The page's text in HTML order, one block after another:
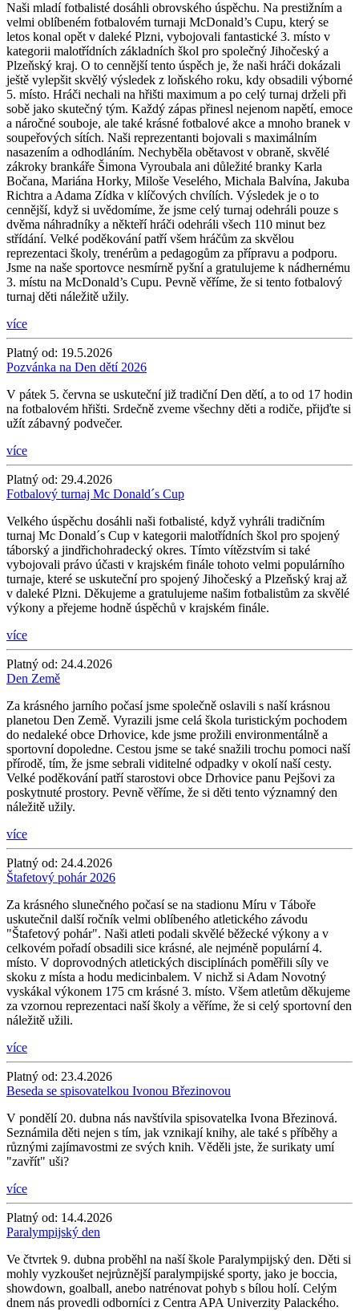
Naši mladí fotbalisté dosáhli obrovského úspěchu. Na prestižním a
velmi oblíbeném fotbalovém turnaji McDonald’s Cupu, který se
letos konal opět v daleké Plzni, vybojovali fantastické 3. místo v
kategorii malotřídních základních škol pro společný Jihočeský a
Plzeňský kraj. O to cennější tento úspěch je, že naši hráči dokázali
ještě vylepšit skvělý výsledek z loňského roku, kdy obsadili výborné
5. místo. Hráči nechali na hřišti maximum a po celý turnaj drželi při
sobě jako skutečný tým. Každý zápas přinesl nejenom napětí, emoce
a náročné souboje, ale také krásné fotbalové akce a mnoho branek v
soupeřových sítích. Naši reprezentanti bojovali s maximálním
nasazením a odhodláním. Nechyběla obětavost v obraně, skvělé
zákroky brankáře Šimona Vyroubala ani důležité branky Karla
Bočana, Mariána Horky, Miloše Veselého, Michala Balvína, Jakuba
Richtra a Adama Zídka v klíčových chvílích. Výsledek je o to
cennější, když si uvědomíme, že jsme celý turnaj odehráli pouze s
dvěma náhradníky a někteří hráči odehráli všech 110 minut bez
střídání. Velké poděkování patří všem hráčům za skvělou
reprezentaci školy, trenérům a pedagogům za přípravu a podporu.
Jsme na naše sportovce nesmírně pyšní a gratulujeme k nádhernému
3. místu na McDonald’s Cupu. Pevně věříme, že si tento fotbalový
turnaj děti náležitě užily.
více
Platný od: 19.5.2026
Pozvánka na Den dětí 2026
V pátek 5. června se uskuteční již tradiční Den dětí, a to od 17 hodin
na fotbalovém hřišti. Srdečně zveme všechny děti a rodiče, přijďte si
užít zábavný podvečer.
více
Platný od: 29.4.2026
Fotbalový turnaj Mc Donald´s Cup
Velkého úspěchu dosáhli naši fotbalisté, když vyhráli tradičním
turnaj Mc Donald´s Cup v kategorii malotřídních škol pro spojený
táborský a jindřichohradecký okres. Tímto vítězstvím si také
vybojovali právo účasti v krajském finále tohoto velmi populárního
turnaje, které se uskuteční pro spojený Jihočeský a Plzeňský kraj až
v daleké Plzni. Děkujeme a gratulujeme našim fotbalistům za skvělé
výkony a přejeme hodně úspěchů v krajském finále.
více
Platný od: 24.4.2026
Den Země
Za krásného jarního počasí jsme společně oslavili s naší krásnou
planetou Den Země. Vyrazili jsme celá škola turistickým pochodem
do nedaleké obce Drhovice, kde jsme prožili environmentálně a
sportovní dopoledne. Cestou jsme se také snažili trochu pomoci naší
přírodě, tím, že jsme sebrali viditelné odpadky v okolí naší cesty.
Velké poděkování patří starostovi obce Drhovice panu Pejšovi za
poskytnuté prostory. Pevně věříme, že si děti tento významný den
náležitě užily.
více
Platný od: 24.4.2026
Štafetový pohár 2026
Za krásného slunečného počasí se na stadionu Míru v Táboře
uskutečnil další ročník velmi oblíbeného atletického závodu
"Štafetový pohár". Naši atleti podali skvělé běžecké výkony a v
celkovém pořadí obsadili sice krásné, ale nejméně populární 4.
místo. V doprovodných atletických disciplínách poměřili síly ve
skoku z místa a hodu medicinbalem. V nichž si Adam Novotný
vyskákal výkonem 175 cm krásné 3. místo. Všem atletům děkujeme
za vzornou reprezentaci naší školy a věříme, že si celý sportovní den
náležitě užili.
více
Platný od: 23.4.2026
Beseda se spisovatelkou Ivonou Březinovou
V pondělí 20. dubna nás navštívila spisovatelka Ivona Březinová.
Seznámila děti nejen s tím, jak vznikají knihy, ale také s příběhy a
různými zajímavostmi ze svých knih. Věděli jste, že surikaty umí
"zavřít" uši?
více
Platný od: 14.4.2026
Paralympijský den
Ve čtvrtek 9. dubna proběhl na naší škole Paralympijský den. Děti si
mohly vyzkoušet nejrůznější paralympijské sporty, jako je boccia,
showdown, goalball, anebo natrénovat pohyb s bílou holí. Celým
dnem nás provedli odborníci z Centra APA Univerzity Palackého.